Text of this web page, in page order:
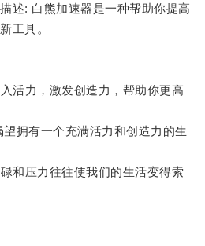
述: 白熊加速器是一种帮助你提高
工具。
力，激发创造力，帮助你更高
拥有一个充满活力和创造力的生
压力往往使我们的生活变得索